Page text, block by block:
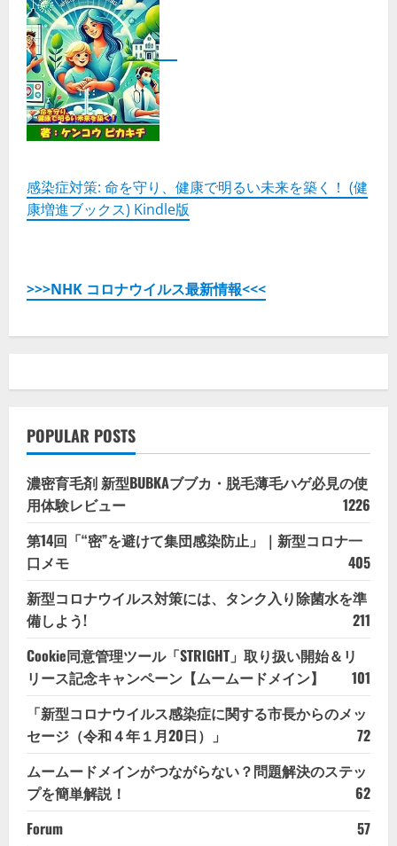
感染症対策: 命を守り、健康で明るい未来を築く！ (健
康増進ブックス) Kindle版
>>>NHK コロナウイルス最新情報<<<
POPULAR POSTS
濃密育毛剤 新型BUBKAブブカ・脱毛薄毛ハゲ必見の使
用体験レビュー
1226
第14回「“密”を避けて集団感染防止」｜新型コロナ一
口メモ
405
新型コロナウイルス対策には、タンク入り除菌水を準
備しよう!
211
Cookie同意管理ツール「STRIGHT」取り扱い開始＆リ
リース記念キャンペーン【ムームードメイン】
101
「新型コロナウイルス感染症に関する市長からのメッ
セージ（令和４年１月20日）」
72
ムームードメインがつながらない？問題解決のステッ
プを簡単解説！
62
Forum
57